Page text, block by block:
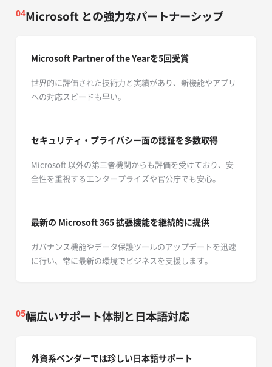
04Microsoft との強力なパートナーシップ
Microsoft Partner of the Yearを5回受賞
世界的に評価された技術力と実績があり、新機能やアプリ
への対応スピードも早い。
セキュリティ・プライバシー面の認証を多数取得
Microsoft 以外の第三者機関からも評価を受けており、安
全性を重視するエンタープライズや官公庁でも安心。
最新の Microsoft 365拡張機能を継続的に提供
ガバナンス機能やデータ保護ツールのアップデートを迅速
に行い、常に最新の環境でビジネスを支援します。
05幅広いサポート体制と日本語対応
外資系ベンダーでは珍しい日本語サポート